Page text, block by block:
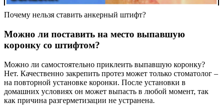
Почему нельзя ставить анкерный штифт?
Можно ли поставить на место выпавшую
коронку со штифтом?
Можно ли самостоятельно приклеить выпавшую коронку?
Нет. Качественно закрепить протез может только стоматолог –
на повторной установке коронки. После установки в
домашних условиях он может выпасть в любой момент, так
как причина разгерметизации не устранена.